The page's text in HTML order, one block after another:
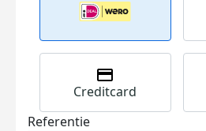
Creditcard
Referentie